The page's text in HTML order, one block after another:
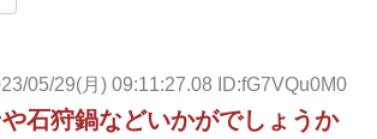
05/29(月) 09:11:27.08 ID:fG7VQu0M0
石狩鍋などいかがでしょうか